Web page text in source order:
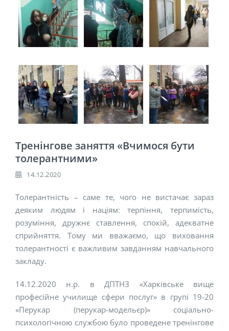
Тренінгове заняття «Вчимося бути
толерантними»
14.12.2020
Толерантність – саме те, чого не вистачає зараз
деяким людям і націям: терпіння, терпимість,
розуміння, дружнє ставлення, спокій, адекватне
сприйняття. Тому ми вважаємо, що виховання
толерантності є важливим завданням навчального
закладу.
14.12.2020 н.р. в ДПТНЗ «Харківське вище
професійне училище сфери послуг» в групі 19-20
«Перукар (перукар-модельєр)» соціально-
психологічною службою було проведене тренінгове